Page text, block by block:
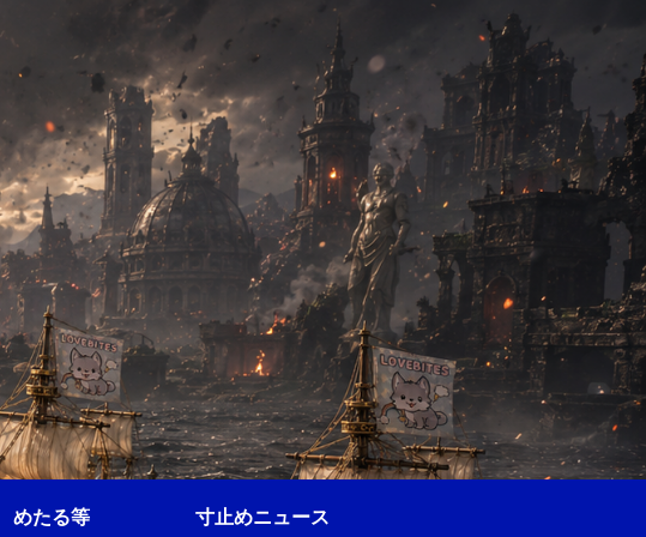
めたる等 寸止めニュース